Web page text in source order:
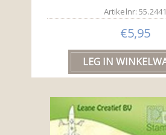
Artikelnr: 55.2441
€5,95